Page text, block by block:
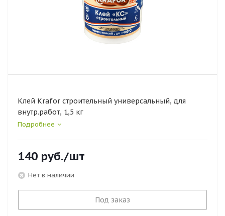
Клей Krafor строительный универсальный, для
внутр.работ, 1,5 кг
Подробнее
140 руб./шт
Нет в наличии
Под заказ